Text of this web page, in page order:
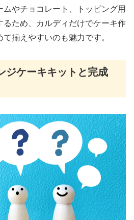
ムやチョコレート、トッピング用
るため、カルディだけでケーキ作
揃えやすいのも魅力です。
ジケーキキットと完成